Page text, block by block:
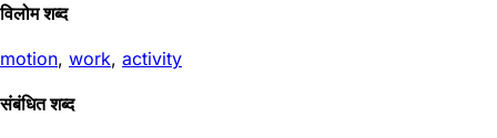
विलोम शब्द
motion, work, activity
संबंधित शब्द